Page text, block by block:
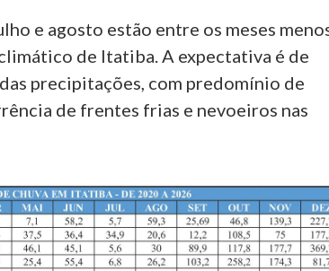
e agosto estão entre os meses
de Itatiba. A expectativa é de
precipitações, com predomínio de
de frentes frias e nevoeiros nas